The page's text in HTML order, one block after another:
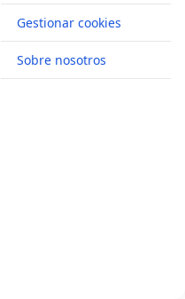
Gestionar cookies
Sobre nosotros